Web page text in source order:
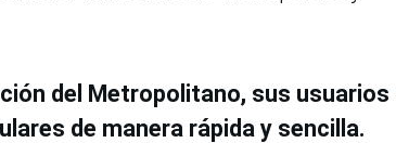
del Metropolitano, sus usuarios
de manera rápida y sencilla.